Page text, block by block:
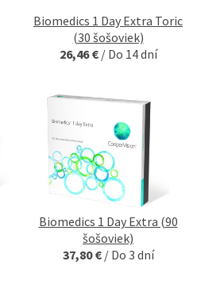
Biomedics 1 Day Extra Toric
(30 šošoviek)
26,46 € / Do 14 dní
Biomedics 1 Day Extra (90
šošoviek)
37,80 € / Do 3 dní